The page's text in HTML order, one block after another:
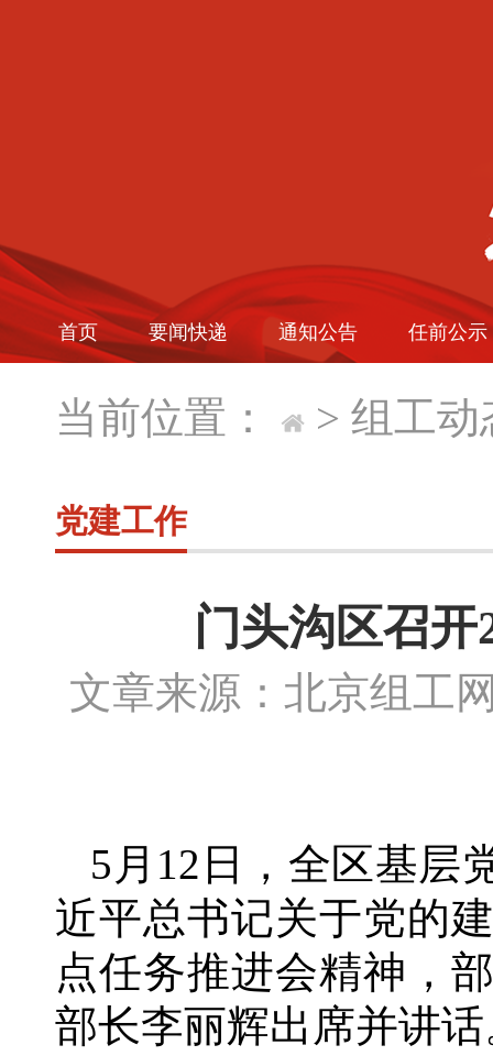
首页 要闻快递 通知公告 任前公示
当前位置： > 组工动
党建工作
门头沟区召
文章来源：北京组
5月12日，全区基层
近平总书记关于党的
点任务推进会精神，
部长李丽辉出席并讲